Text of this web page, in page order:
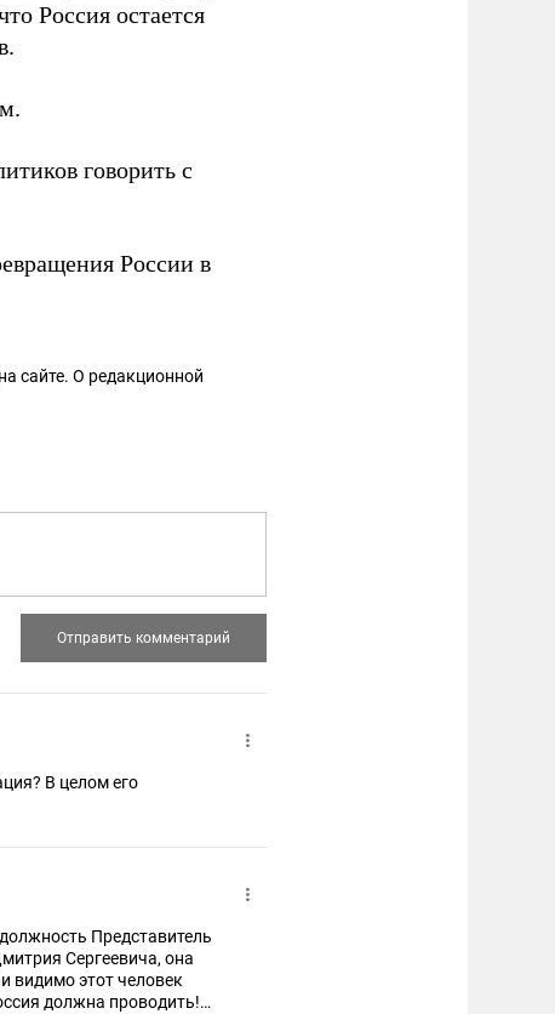
Россия остается
говорить с
России в
на сайте. О редакционной
В целом его
Сергеевича, она
видимо этот человек